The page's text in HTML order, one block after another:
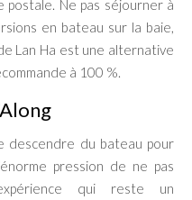
postale. Ne pas séjourner à
en bateau sur la baie,
Lan Ha est une alternative
à 100 %.
descendre du bateau pour
pression de ne pas
qui reste un